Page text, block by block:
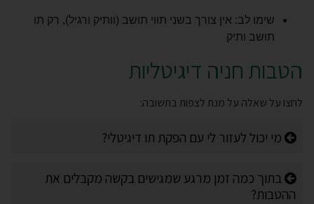
שימו לב: אין צורך בשני תווי תושב (וותיק ורגיל), רק תו
תושב ותיק
הטבות חניה דיגיטליות
לחצו על שאלה על מנת לצפות בתשובה:
מי יכול לעזור לי עם הפקת תו דיגיטלי?
בתוך כמה זמן מרגע שמגישים בקשה מקבלים את
ההטבות?